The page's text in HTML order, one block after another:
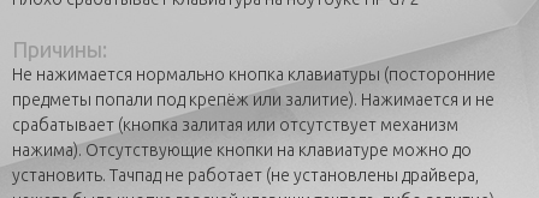
Причины:
Не нажимается нормально кнопка клавиатуры (посторонние
предметы попали под крепёж или залитие). Нажимается и не
срабатывает (кнопка залитая или отсутствует механизм
нажима). Отсутствующие кнопки на клавиатуре можно до
установить. Тачпад не работает (не установлены драйвера,